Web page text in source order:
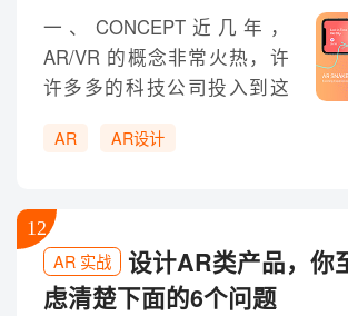
可能重塑人类生活形态的科
技变革中又何尝不是一件超
有乐趣的事情呢！正是怀抱
着这样复杂的心情，我尝试
一、CONCEPT近几年，
AR/VR 的概念非常火热，许
许多多的科技公司投入到这
我参与了「小白墙」产品项
Phone 摄像头识别品牌
logo，以 AR模型承载内容，
为用户展现该品牌展示的商
品内容。我们希望展示品牌
AR AR设计
AR 实战
设计AR类产品，你
虑清楚下面的6个问题
12